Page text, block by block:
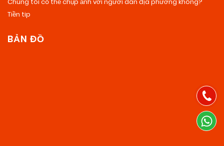
Tiền tip
BẢN ĐỒ